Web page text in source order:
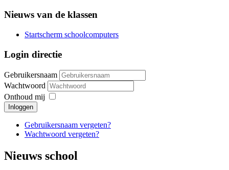
Nieuws van de klassen
Startscherm schoolcomputers
Login directie
Gebruikersnaam
Wachtwoord
Onthoud mij
Inloggen
Gebruikersnaam vergeten?
Wachtwoord vergeten?
Nieuws school